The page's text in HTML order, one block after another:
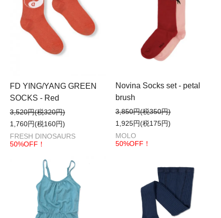
FD YING/YANG GREEN
SOCKS - Red
3,520円(税320円)
1,760円(税160円)
FRESH DINOSAURS
50%OFF！
Novina Socks set - petal
brush
3,850円(税350円)
1,925円(税175円)
MOLO
50%OFF！